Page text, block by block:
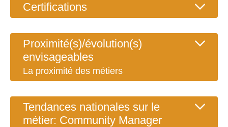
Certifications
Proximité(s)/évolution(s)
envisageables
La proximité des métiers
Tendances nationales sur le
métier: Community Manager